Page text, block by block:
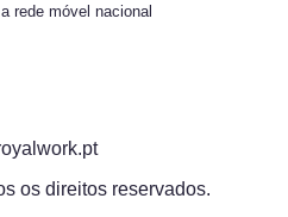
rede móvel nacional
os direitos reservados.